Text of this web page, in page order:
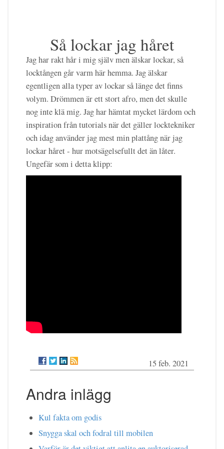
Så lockar jag håret
Jag har rakt hår i mig själv men älskar lockar, så
locktången går varm här hemma. Jag älskar
egentligen alla typer av lockar så länge det finns
volym. Drömmen är ett stort afro, men det skulle
nog inte klä mig. Jag har hämtat mycket lärdom och
inspiration från tutorials när det gäller locktekniker
och idag använder jag mest min plattång när jag
lockar håret - hur motsägelsefullt det än låter.
Ungefär som i detta klipp:
15 feb. 2021
Andra inlägg
Kul fakta om godis
Snygga skal och fodral till mobilen